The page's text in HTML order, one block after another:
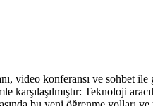
video konferansı ve sohbet
Teknoloji